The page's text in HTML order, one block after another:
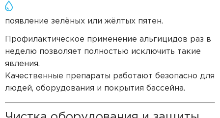
появление зелёных или жёлтых пятен.
Профилактическое применение альгицидов раз в
неделю позволяет полностью исключить такие
явления.
Качественные препараты работают безопасно для
людей, оборудования и покрытия бассейна.